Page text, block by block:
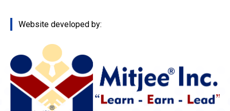
Website developed by: